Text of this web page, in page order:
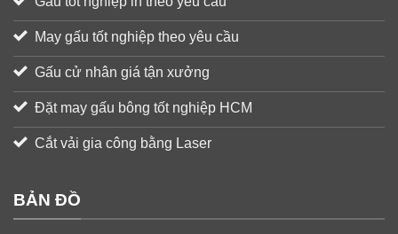
May gấu tốt nghiệp theo yêu cầu
Gấu cử nhân giá tận xưởng
Đặt may gấu bông tốt nghiệp HCM
Cắt vải gia công bằng Laser
BẢN ĐỒ